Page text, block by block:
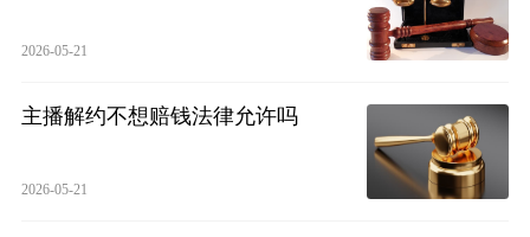
2026-05-21
主播解约不想赔钱法律允许吗
2026-05-21